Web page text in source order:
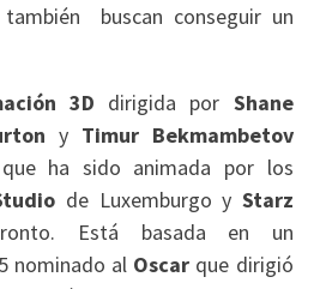
buscan conseguir un
3D dirigida por Shane
y Timur Bekmambetov
ha sido animada por los
de Luxemburgo y Starz
Está basada en un
nominado al Oscar que dirigió